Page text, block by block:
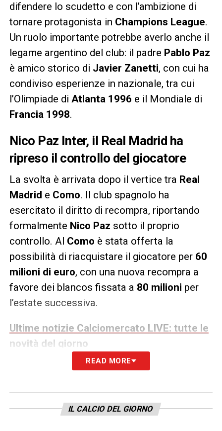
difendere lo scudetto e con l’ambizione di
tornare protagonista in Champions League.
Un ruolo importante potrebbe averlo anche il
legame argentino del club: il padre Pablo Paz
è amico storico di Javier Zanetti, con cui ha
condiviso esperienze in nazionale, tra cui
l’Olimpiade di Atlanta 1996 e il Mondiale di
Francia 1998.
Nico Paz Inter, il Real Madrid ha
ripreso il controllo del giocatore
La svolta è arrivata dopo il vertice tra Real
Madrid e Como. Il club spagnolo ha
esercitato il diritto di recompra, riportando
formalmente Nico Paz sotto il proprio
controllo. Al Como è stata offerta la
possibilità di riacquistare il giocatore per 60
milioni di euro, con una nuova recompra a
favore dei blancos fissata a 80 milioni per
l’estate successiva.
Ultime notizie Calciomercato LIVE: tutte le
novità del giorno
Uno scenario considerato troppo oneroso
un passo indietro. A quel punto l’argentino è
tornato pienamente sul mercato, con l’
READ MORE
IL CALCIO DEL GIORNO